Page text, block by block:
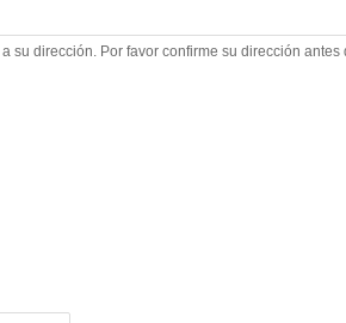
su dirección. Por favor confirme su dirección antes